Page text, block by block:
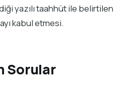
yazılı taahhüt ile belirtilen
kabul etmesi.
Sorular